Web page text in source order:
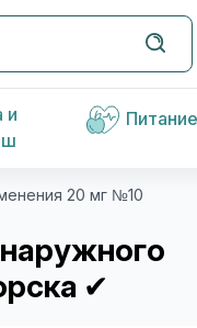
и
Питание
20 мг №10
✔